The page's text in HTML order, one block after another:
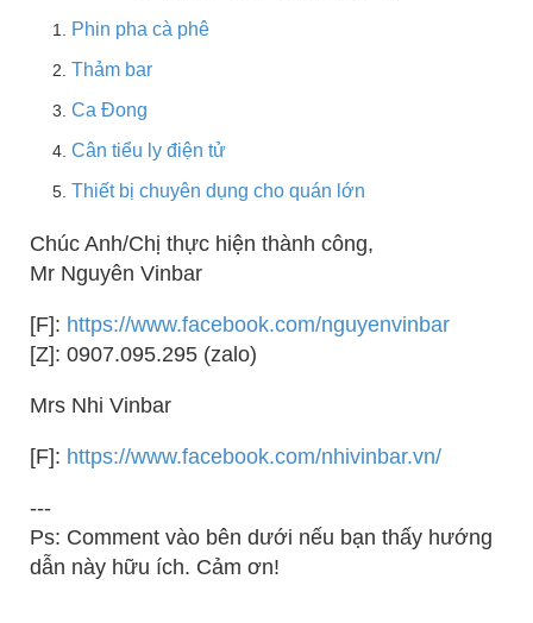
Phin pha cà phê
Thảm bar
Ca Đong
Cân tiểu ly điện tử
Thiết bị chuyên dụng cho quán lớn
Chúc Anh/Chị thực hiện thành công,
Mr Nguyên Vinbar
[F]: https://www.facebook.com/nguyenvinbar
[Z]: 0907.095.295 (zalo)
Mrs Nhi Vinbar
[F]: https://www.facebook.com/nhivinbar.vn/
---
Ps: Comment vào bên dưới nếu bạn thấy hướng
dẫn này hữu ích. Cảm ơn!